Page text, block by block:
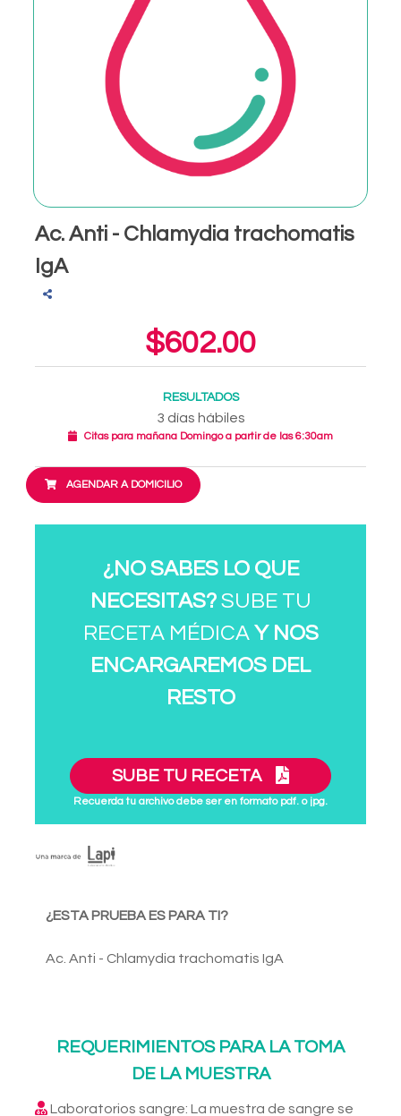
Ac. Anti - Chlamydia trachomatis
IgA
$602.00
RESULTADOS
3 días hábiles
Citas para mañana Domingo a partir de las 6:30am
AGENDAR A DOMICILIO
¿NO SABES LO QUE
NECESITAS?SUBE TU
RECETA MÉDICA Y NOS
ENCARGAREMOS DEL
RESTO
SUBE TU RECETA
Recuerda tu archivo debe ser en formato pdf. o jpg.
¿ESTA PRUEBA ES PARA TI?
Ac. Anti - Chlamydia trachomatis IgA
REQUERIMIENTOS PARA LA TOMA
DE LA MUESTRA
Laboratorios sangre: La muestra de sangre se